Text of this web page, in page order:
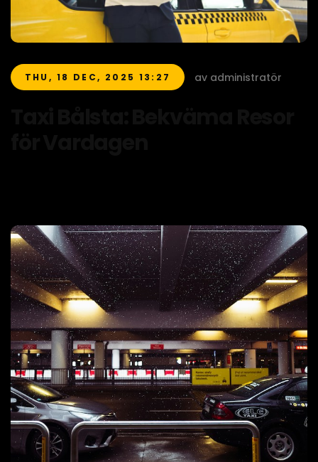
THU, 18 DEC, 2025 13:27 av administratör